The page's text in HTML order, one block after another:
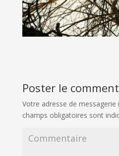
Poster le
Votre adresse de messagerie
champs obligatoires sont